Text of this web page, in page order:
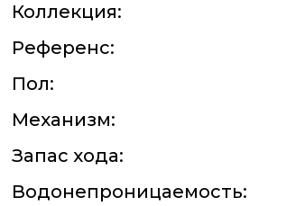
Коллекция:
Референс:
Пол:
Механизм:
Запас хода:
Водонепроницаемость: